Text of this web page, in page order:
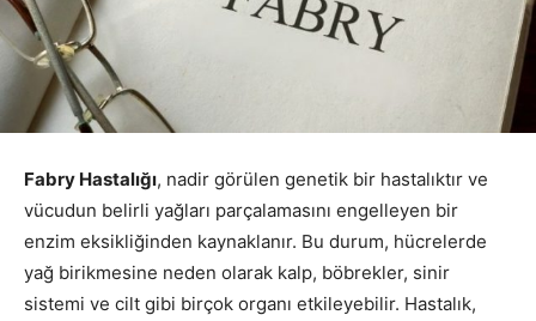
Fabry Hastalığı, nadir görülen genetik bir hastalıktır ve
vücudun belirli yağları parçalamasını engelleyen bir
enzim eksikliğinden kaynaklanır. Bu durum, hücrelerde
yağ birikmesine neden olarak kalp, böbrekler, sinir
sistemi ve cilt gibi birçok organı etkileyebilir. Hastalık,